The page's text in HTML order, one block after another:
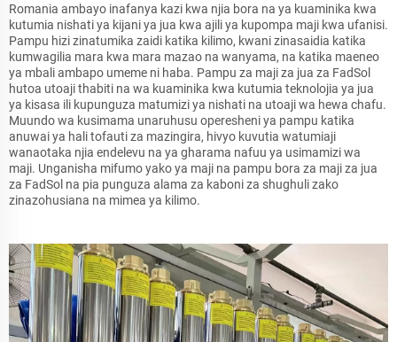
Romania ambayo inafanya kazi kwa njia bora na ya kuaminika kwa
kutumia nishati ya kijani ya jua kwa ajili ya kupompa maji kwa ufanisi.
Pampu hizi zinatumika zaidi katika kilimo, kwani zinasaidia katika
kumwagilia mara kwa mara mazao na wanyama, na katika maeneo
ya mbali ambapo umeme ni haba. Pampu za maji za jua za FadSol
hutoa utoaji thabiti na wa kuaminika kwa kutumia teknolojia ya jua
ya kisasa ili kupunguza matumizi ya nishati na utoaji wa hewa chafu.
Muundo wa kusimama unaruhusu operesheni ya pampu katika
anuwai ya hali tofauti za mazingira, hivyo kuvutia watumiaji
wanaotaka njia endelevu na ya gharama nafuu ya usimamizi wa
maji. Unganisha mifumo yako ya maji na pampu bora za maji za jua
za FadSol na pia punguza alama za kaboni za shughuli zako
zinazohusiana na mimea ya kilimo.